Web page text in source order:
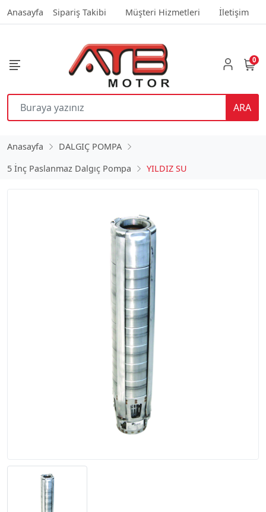
Anasayfa Sipariş Takibi Müşteri Hizmetleri İletişim
ARA
0
Anasayfa
DALGIÇ POMPA
5 İnç Paslanmaz Dalgıç Pompa
YILDIZ SU